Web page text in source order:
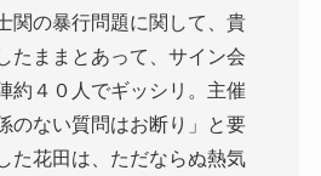
関の暴行問題に関して、貴
たままとあって、サイン会
約４０人でギッシリ。主催
のない質問はお断り」と要
た花田は、ただならぬ熱気